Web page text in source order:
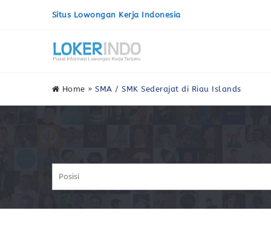
Situs Lowongan Kerja Indonesia
Home »SMA / SMK Sederajat di Riau Islands